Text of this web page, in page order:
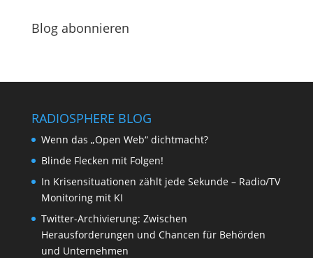
Blog abonnieren
RADIOSPHERE BLOG
Wenn das „Open Web“ dichtmacht?
Blinde Flecken mit Folgen!
In Krisensituationen zählt jede Sekunde – Radio/TV
Monitoring mit KI
Twitter-Archivierung: Zwischen
Herausforderungen und Chancen für Behörden
und Unternehmen